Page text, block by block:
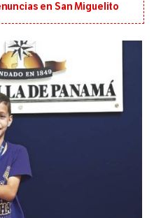
en San Miguelito